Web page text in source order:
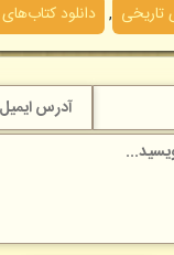
تاريخی , دانلود